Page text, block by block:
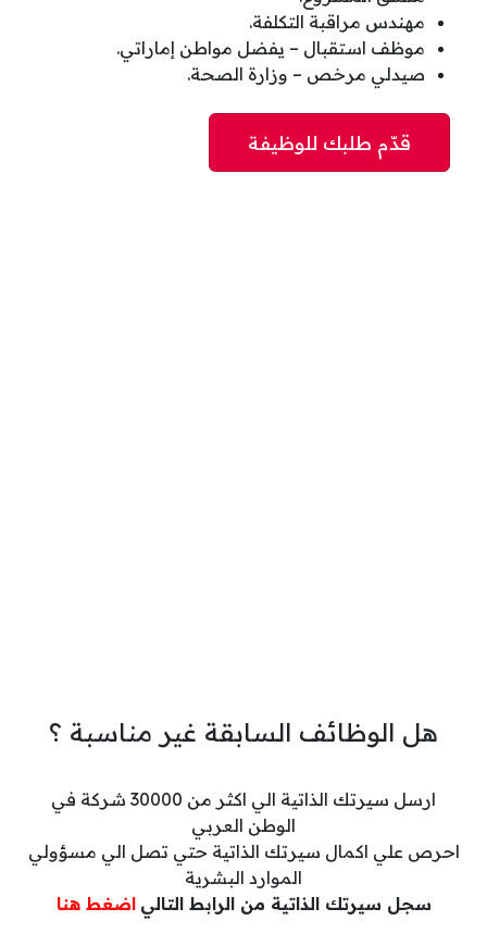
مهندس مراقبة التكلفة.
موظف استقبال – يفضل مواطن إماراتي.
صيدلي مرخص – وزارة الصحة.
هل الوظائف السابقة غير مناسبة ؟
ارسل سيرتك الذاتية الي اكثر من 30000 شركة في
الوطن العربي
احرص علي اكمال سيرتك الذاتية حتي تصل الي مسؤولي
الموارد البشرية
سجل سيرتك الذاتية من الرابط التالي اضغط هنا